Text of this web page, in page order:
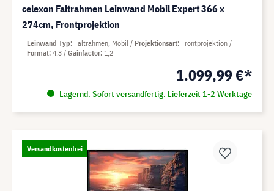
celexon Faltrahmen Leinwand Mobil Expert 366 x
274cm, Frontprojektion
1.099,99 €*
Lagernd. Sofort versandfertig. Lieferzeit 1-2 Werktage
Leinwand Typ Faltrahmen, Mobil Projektionsart Frontprojektion
Format 4:3 Gainfactor 1,2
Versandkostenfrei